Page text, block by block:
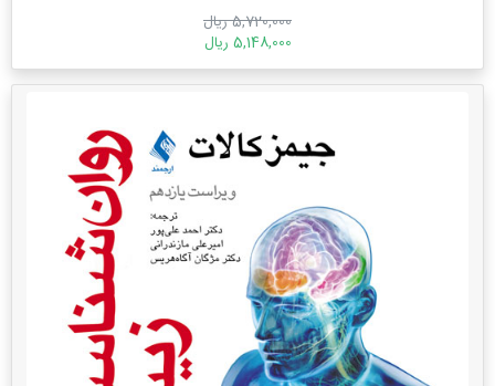
5,720,000 ریال
5,148,000 ریال